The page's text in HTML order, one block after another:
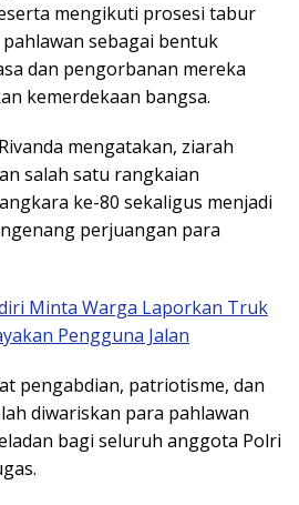
mengikuti prosesi tabur
sebagai bentuk
dan pengorbanan mereka
kemerdekaan bangsa.
mengatakan, ziarah
salah satu rangkaian
ke-80 sekaligus menjadi
perjuangan para
Minta Warga Laporkan Truk
Pengguna Jalan
pengabdian, patriotisme, dan
diwariskan para pahlawan
bagi seluruh anggota Polri